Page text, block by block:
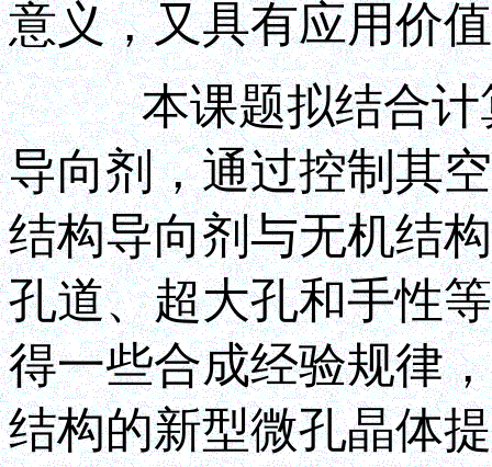
意义，又具有应用价
本课题拟结合计算
导向剂，通过控制其
结构导向剂与无机结
孔道、超大孔和手性
得一些合成经验规律
结构的新型微孔晶体